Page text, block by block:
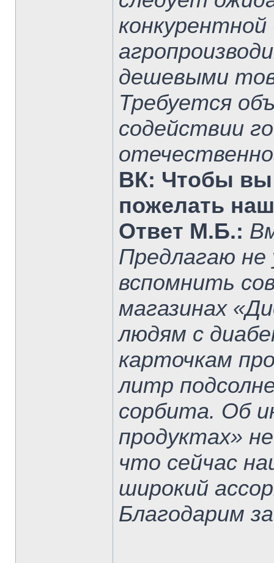
дешевыми
Требуется
содействии
ВК: Чтобы вы
пожелать
Ответ М.Б.:
Предлагаю
вспомнить
магазинах
людям с
карточкам
литр
сорбита. Об
продуктах»
что сейчас
широкий
Благодарим